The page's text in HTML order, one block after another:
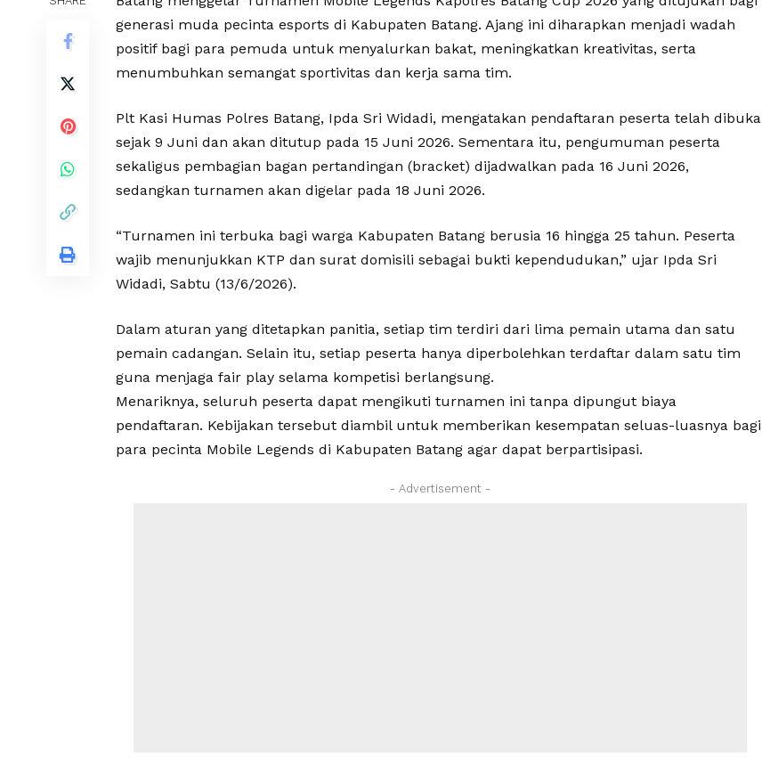
generasi muda pecinta esports di Kabupaten Batang. Ajang ini diharapkan menjadi wadah
positif bagi para pemuda untuk menyalurkan bakat, meningkatkan kreativitas, serta
menumbuhkan semangat sportivitas dan kerja sama tim.
Plt Kasi Humas Polres Batang, Ipda Sri Widadi, mengatakan pendaftaran peserta telah dibuka
sejak 9 Juni dan akan ditutup pada 15 Juni 2026. Sementara itu, pengumuman peserta
sekaligus pembagian bagan pertandingan (bracket) dijadwalkan pada 16 Juni 2026,
sedangkan turnamen akan digelar pada 18 Juni 2026.
“Turnamen ini terbuka bagi warga Kabupaten Batang berusia 16 hingga 25 tahun. Peserta
wajib menunjukkan KTP dan surat domisili sebagai bukti kependudukan,” ujar Ipda Sri
Widadi, Sabtu (13/6/2026).
Dalam aturan yang ditetapkan panitia, setiap tim terdiri dari lima pemain utama dan satu
pemain cadangan. Selain itu, setiap peserta hanya diperbolehkan terdaftar dalam satu tim
guna menjaga fair play selama kompetisi berlangsung.
Menariknya, seluruh peserta dapat mengikuti turnamen ini tanpa dipungut biaya
pendaftaran. Kebijakan tersebut diambil untuk memberikan kesempatan seluas-luasnya bagi
para pecinta Mobile Legends di Kabupaten Batang agar dapat berpartisipasi.
- Advertisement -